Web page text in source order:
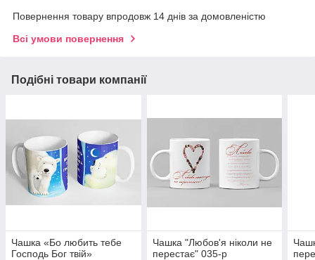
Повернення товару впродовж 14 днів за домовленістю
Всі умови повернення
Подібні товари компанії
Чашка «Бо любить тебе
Господь Бог твій»
Чашка "Любов'я ніколи не
перестає" 035-р